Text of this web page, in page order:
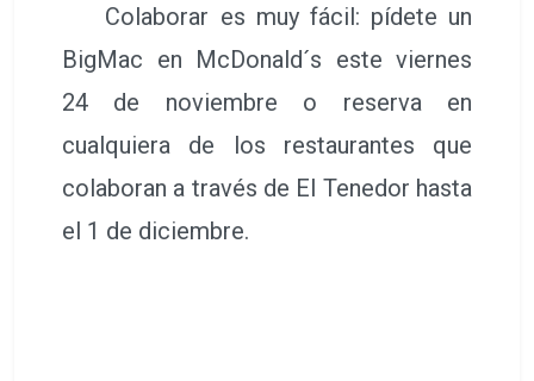
Colaborar es muy fácil: pídete un
BigMac en McDonald´s este viernes
24 de noviembre o reserva en
cualquiera de los restaurantes que
colaboran a través de El Tenedor hasta
el 1 de diciembre.